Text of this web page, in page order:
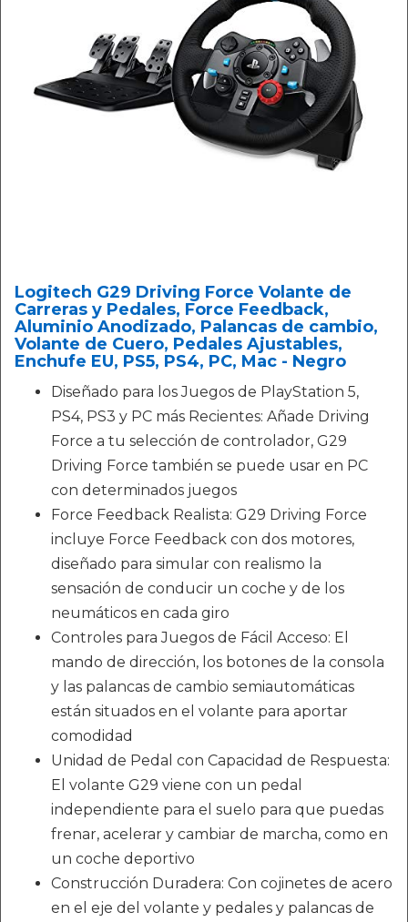
Logitech G29 Driving Force Volante de
Carreras y Pedales, Force Feedback,
Aluminio Anodizado, Palancas de cambio,
Volante de Cuero, Pedales Ajustables,
Enchufe EU, PS5, PS4, PC, Mac - Negro
Diseñado para los Juegos de PlayStation 5,
PS4, PS3 y PC más Recientes: Añade Driving
Force a tu selección de controlador, G29
Driving Force también se puede usar en PC
con determinados juegos
Force Feedback Realista: G29 Driving Force
incluye Force Feedback con dos motores,
diseñado para simular con realismo la
sensación de conducir un coche y de los
neumáticos en cada giro
Controles para Juegos de Fácil Acceso: El
mando de dirección, los botones de la consola
y las palancas de cambio semiautomáticas
están situados en el volante para aportar
comodidad
Unidad de Pedal con Capacidad de Respuesta:
El volante G29 viene con un pedal
independiente para el suelo para que puedas
frenar, acelerar y cambiar de marcha, como en
un coche deportivo
Construcción Duradera: Con cojinetes de acero
en el eje del volante y pedales y palancas de